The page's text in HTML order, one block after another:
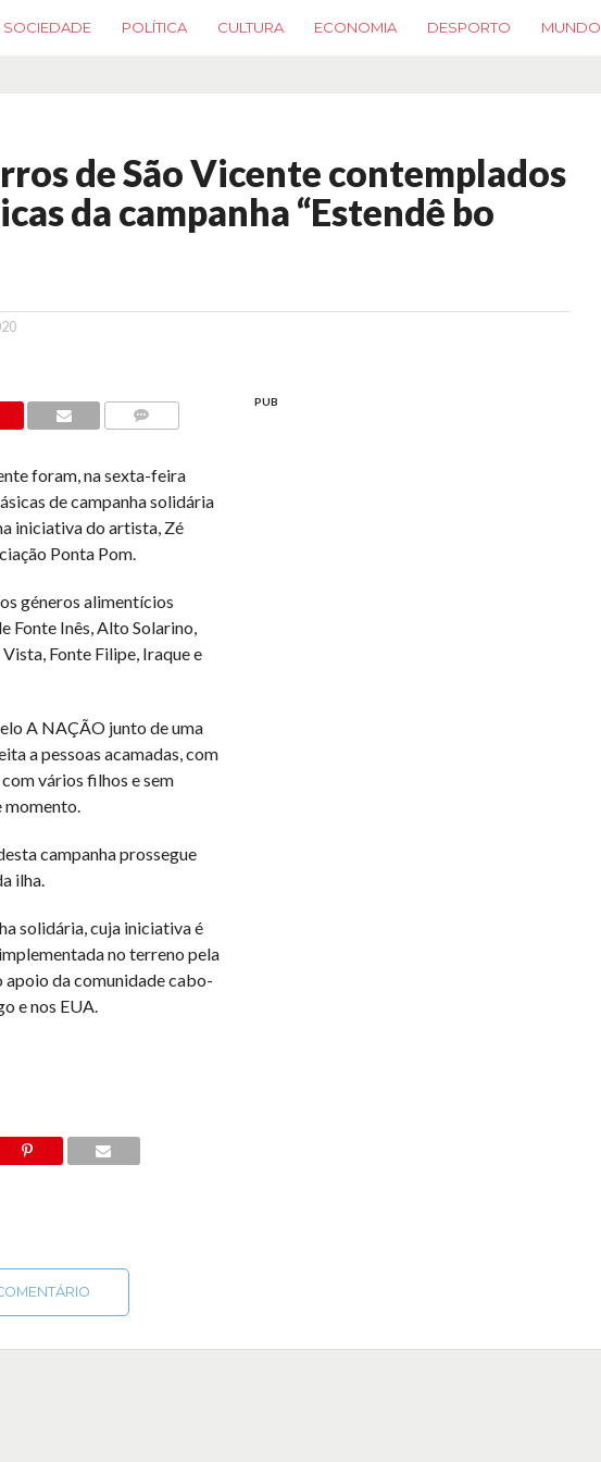
SOCIEDADE POLÍTICA CULTURA ECONOMIA DESPORTO MUNDO
de São Vicente contemplados
da campanha “Estendê bo
foram, na sexta-feira
de campanha solidária
iniciativa do artista, Zé
Ponta Pom.
géneros alimentícios
Fonte Inês, Alto Solarino,
Fonte Filipe, Iraque e
A NAÇÃO junto de uma
a pessoas acamadas, com
vários filhos e sem
momento.
campanha prossegue
ilha.
solidária, cuja iniciativa é
no terreno pela
apoio da comunidade cabo-
e nos EUA.
PUB